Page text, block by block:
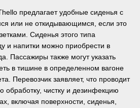
предлагает удобные сиденья с
или не откидывающимся, если это
Сиденья этого типа
и напитки можно приобрести в
Пассажиры также могут указать
в тишине в определенном вагоне
Перевозчик заявляет, что проводит
обработку, чистку и дезинфекцию
включая поверхности, сиденья,